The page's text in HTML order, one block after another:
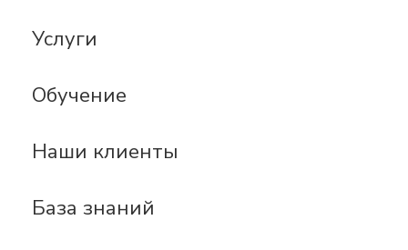
Услуги
Обучение
Наши клиенты
База знаний